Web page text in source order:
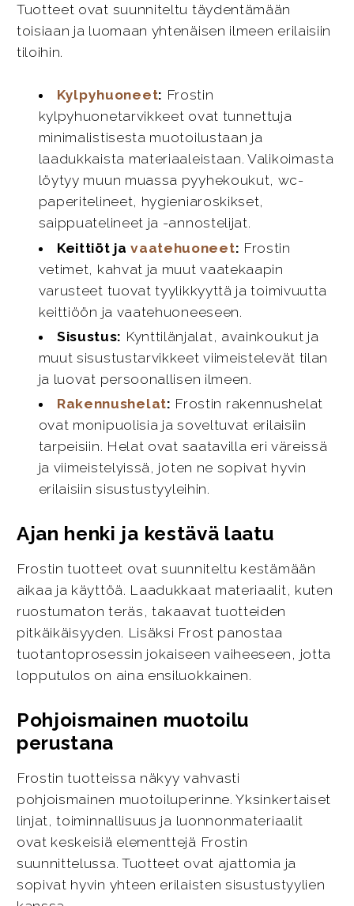
Tuotteet ovat suunniteltu täydentämään
toisiaan ja luomaan yhtenäisen ilmeen erilaisiin
tiloihin.
Kylpyhuoneet: Frostin
kylpyhuonetarvikkeet ovat tunnettuja
minimalistisesta muotoilustaan ja
laadukkaista materiaaleistaan. Valikoimasta
löytyy muun muassa pyyhekoukut, wc-
paperitelineet, hygieniaroskikset,
saippuatelineet ja -annostelijat.
Keittiöt javaatehuoneet: Frostin
vetimet, kahvat ja muut vaatekaapin
varusteet tuovat tyylikkyyttä ja toimivuutta
keittiöön ja vaatehuoneeseen.
Sisustus: Kynttilänjalat, avainkoukut ja
muut sisustustarvikkeet viimeistelevät tilan
ja luovat persoonallisen ilmeen.
Rakennushelat: Frostin rakennushelat
ovat monipuolisia ja soveltuvat erilaisiin
tarpeisiin. Helat ovat saatavilla eri väreissä
ja viimeistelyissä, joten ne sopivat hyvin
erilaisiin sisustustyyleihin.
Ajan henki ja kestävä laatu
Frostin tuotteet ovat suunniteltu kestämään
aikaa ja käyttöä. Laadukkaat materiaalit, kuten
ruostumaton teräs, takaavat tuotteiden
pitkäikäisyyden. Lisäksi Frost panostaa
tuotantoprosessin jokaiseen vaiheeseen, jotta
lopputulos on aina ensiluokkainen.
Pohjoismainen muotoilu
perustana
Frostin tuotteissa näkyy vahvasti
pohjoismainen muotoiluperinne. Yksinkertaiset
linjat, toiminnallisuus ja luonnonmateriaalit
ovat keskeisiä elementtejä Frostin
suunnittelussa. Tuotteet ovat ajattomia ja
sopivat hyvin yhteen erilaisten sisustustyylien